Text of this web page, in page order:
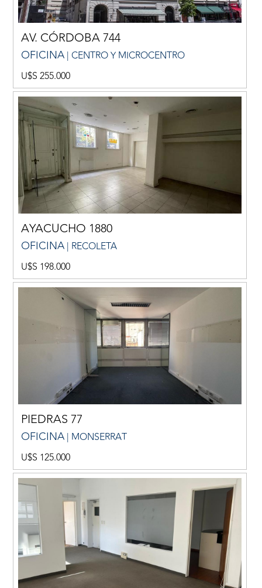
AV. CÓRDOBA 744
OFICINA | CENTRO Y MICROCENTRO
U$S 255.000
AYACUCHO 1880
OFICINA | RECOLETA
U$S 198.000
PIEDRAS 77
OFICINA | MONSERRAT
U$S 125.000